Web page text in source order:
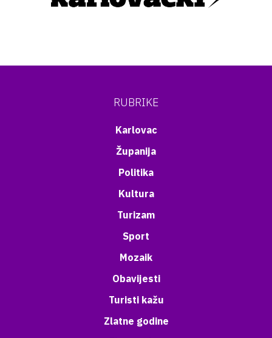
RUBRIKE
Karlovac
Županija
Politika
Kultura
Turizam
Sport
Mozaik
Obavijesti
Turisti kažu
Zlatne godine